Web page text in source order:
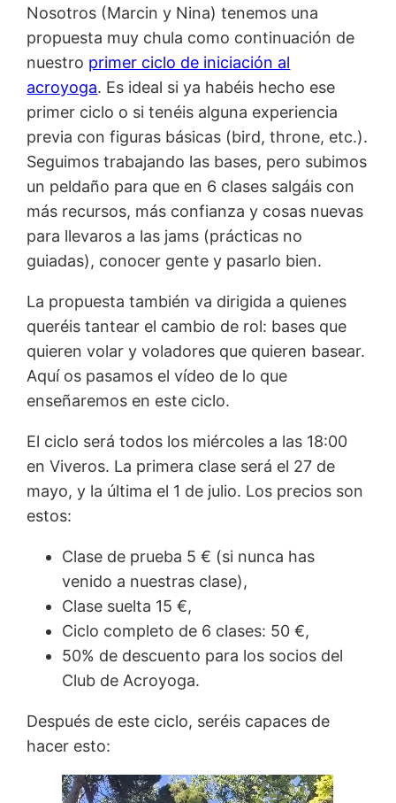
Nosotros (Marcin y Nina) tenemos una
propuesta muy chula como continuación de
nuestro primer ciclo de iniciación al
acroyoga. Es ideal si ya habéis hecho ese
primer ciclo o si tenéis alguna experiencia
previa con figuras básicas (bird, throne, etc.).
Seguimos trabajando las bases, pero subimos
un peldaño para que en 6 clases salgáis con
más recursos, más confianza y cosas nuevas
para llevaros a las jams (prácticas no
guiadas), conocer gente y pasarlo bien.
La propuesta también va dirigida a quienes
queréis tantear el cambio de rol: bases que
quieren volar y voladores que quieren basear.
Aquí os pasamos el vídeo de lo que
enseñaremos en este ciclo.
El ciclo será todos los miércoles a las 18:00
en Viveros. La primera clase será el 27 de
mayo, y la última el 1 de julio. Los precios son
estos:
Clase de prueba 5 € (si nunca has
venido a nuestras clase),
Clase suelta 15 €,
Ciclo completo de 6 clases: 50 €,
50% de descuento para los socios del
Club de Acroyoga.
Después de este ciclo, seréis capaces de
hacer esto: